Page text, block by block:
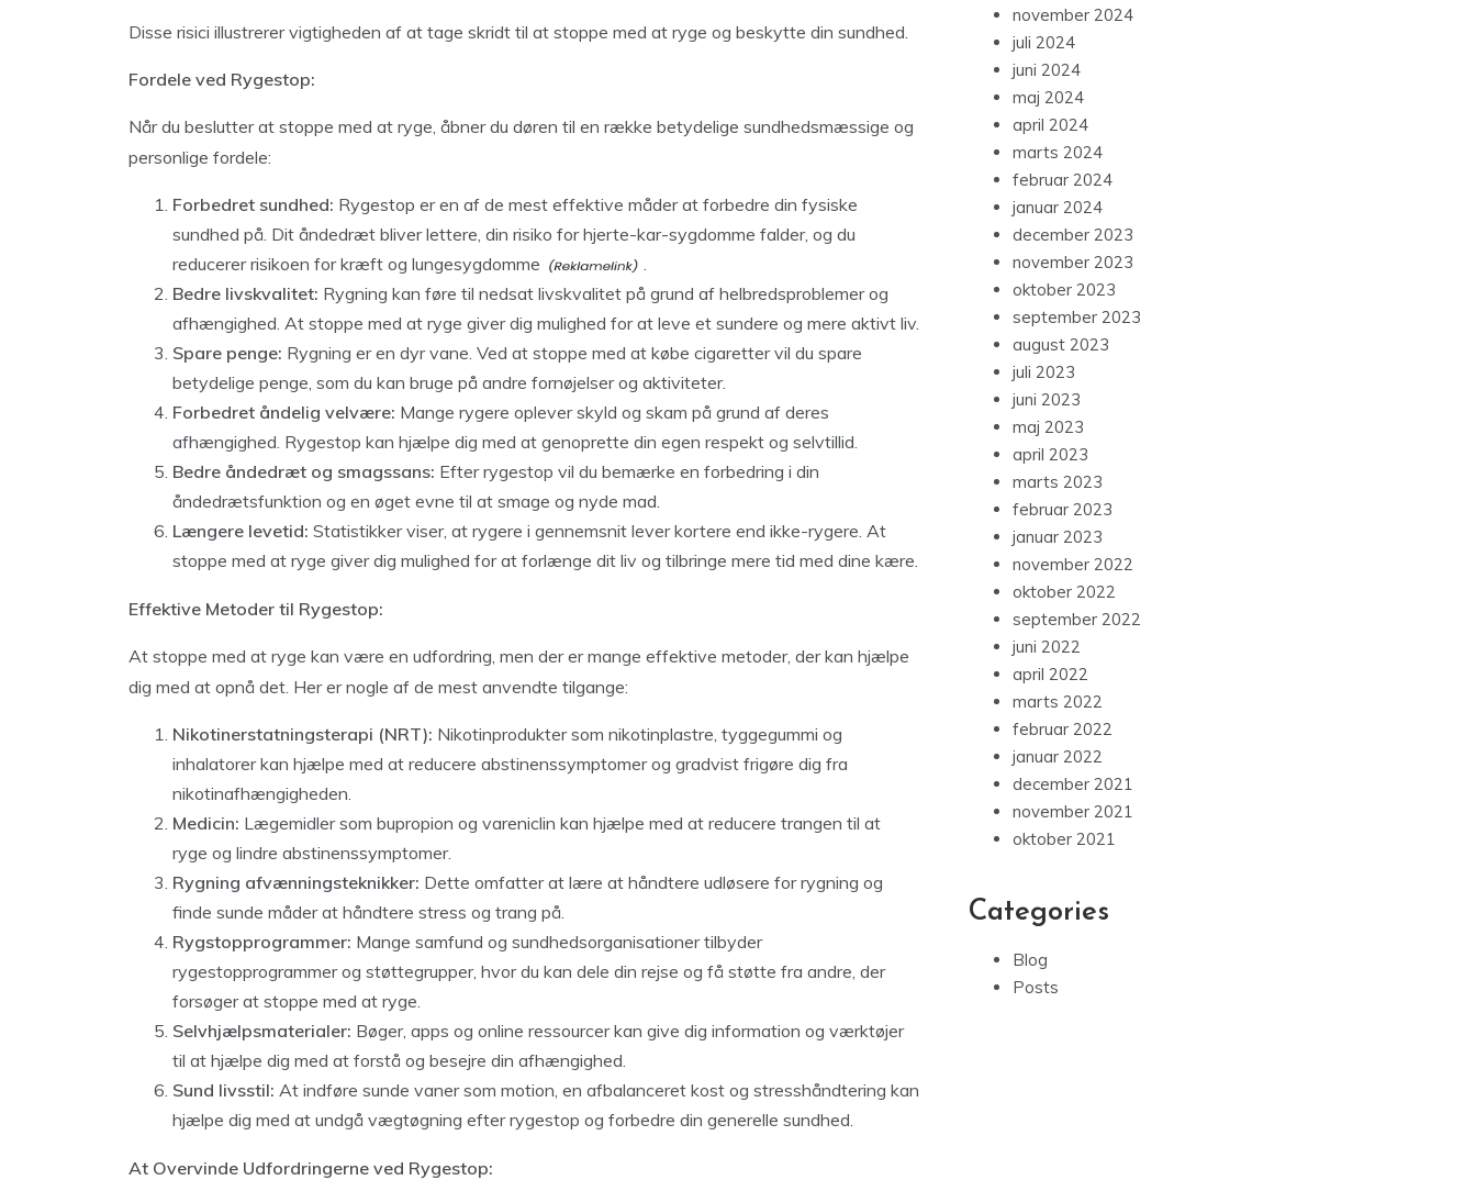
Disse risici illustrerer vigtigheden af at tage skridt til at stoppe med at ryge og beskytte din sundhed.
Fordele ved Rygestop:
Når du beslutter at stoppe med at ryge, åbner du døren til en række betydelige sundhedsmæssige og
personlige fordele:
Forbedret sundhed: Rygestop er en af ​​de mest effektive måder at forbedre din fysiske
sundhed på. Dit åndedræt bliver lettere, din risiko for hjerte-kar-sygdomme falder, og du
reducerer risikoen for kræft og lungesygdomme
.
Bedre livskvalitet: Rygning kan føre til nedsat livskvalitet på grund af helbredsproblemer og
afhængighed. At stoppe med at ryge giver dig mulighed for at leve et sundere og mere aktivt liv.
Spare penge: Rygning er en dyr vane. Ved at stoppe med at købe cigaretter vil du spare
betydelige penge, som du kan bruge på andre fornøjelser og aktiviteter.
Forbedret åndelig velvære: Mange rygere oplever skyld og skam på grund af deres
afhængighed. Rygestop kan hjælpe dig med at genoprette din egen respekt og selvtillid.
Bedre åndedræt og smagssans: Efter rygestop vil du bemærke en forbedring i din
åndedrætsfunktion og en øget evne til at smage og nyde mad.
Længere levetid: Statistikker viser, at rygere i gennemsnit lever kortere end ikke-rygere. At
stoppe med at ryge giver dig mulighed for at forlænge dit liv og tilbringe mere tid med dine kære.
Effektive Metoder til Rygestop:
At stoppe med at ryge kan være en udfordring, men der er mange effektive metoder, der kan hjælpe
dig med at opnå det. Her er nogle af de mest anvendte tilgange:
Nikotinerstatningsterapi (NRT): Nikotinprodukter som nikotinplastre, tyggegummi og
inhalatorer kan hjælpe med at reducere abstinenssymptomer og gradvist frigøre dig fra
nikotinafhængigheden.
Medicin: Lægemidler som bupropion og vareniclin kan hjælpe med at reducere trangen til at
ryge og lindre abstinenssymptomer.
Rygning afvænningsteknikker: Dette omfatter at lære at håndtere udløsere for rygning og
finde sunde måder at håndtere stress og trang på.
Rygstopprogrammer: Mange samfund og sundhedsorganisationer tilbyder
rygestopprogrammer og støttegrupper, hvor du kan dele din rejse og få støtte fra andre, der
forsøger at stoppe med at ryge.
Selvhjælpsmaterialer: Bøger, apps og online ressourcer kan give dig information og værktøjer
til at hjælpe dig med at forstå og besejre din afhængighed.
Sund livsstil: At indføre sunde vaner som motion, en afbalanceret kost og stresshåndtering kan
hjælpe dig med at undgå vægtøgning efter rygestop og forbedre din generelle sundhed.
At Overvinde Udfordringerne ved Rygestop:
november 2024
juli 2024
juni 2024
maj 2024
april 2024
marts 2024
februar 2024
januar 2024
december 2023
november 2023
oktober 2023
september 2023
august 2023
juli 2023
juni 2023
maj 2023
april 2023
marts 2023
februar 2023
januar 2023
november 2022
oktober 2022
september 2022
juni 2022
april 2022
marts 2022
februar 2022
januar 2022
december 2021
november 2021
oktober 2021
Categories
Blog
Posts